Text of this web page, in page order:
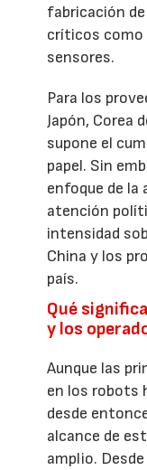
fabricación
críticos como
sensores.
Para los
Japón, Corea
supone el
papel. Sin
enfoque de la
atención
intensidad
China y los
país.
Qué
y los
Aunque las
en los robots
desde
alcance de
amplio.